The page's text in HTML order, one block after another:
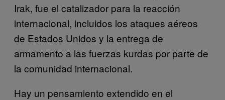
Irak, fue el catalizador para la reacción
internacional, incluidos los ataques aéreos
de Estados Unidos y la entrega de
armamento a las fuerzas kurdas por parte de
la comunidad internacional.
Hay un pensamiento extendido en el